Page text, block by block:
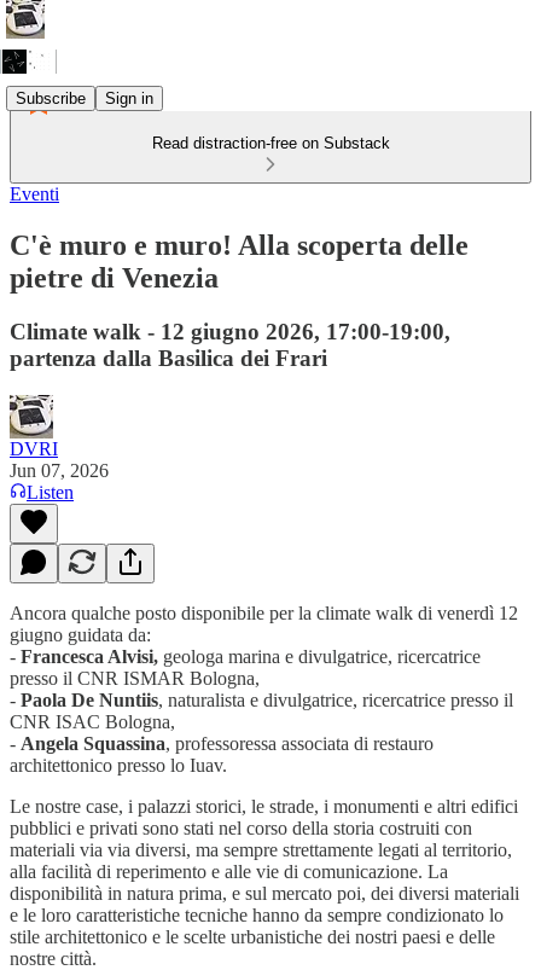
Subscribe Sign in
Read distraction-free on Substack
Eventi
C'è muro e muro! Alla scoperta delle
pietre di Venezia
Climate walk - 12 giugno 2026, 17:00-19:00,
partenza dalla Basilica dei Frari
DVRI
Jun 07, 2026
Listen
Ancora qualche posto disponibile per la climate walk di venerdì 12
giugno guidata da:
- Francesca Alvisi, geologa marina e divulgatrice, ricercatrice
presso il CNR ISMAR Bologna,
- Paola De Nuntiis, naturalista e divulgatrice, ricercatrice presso il
CNR ISAC Bologna,
- Angela Squassina, professoressa associata di restauro
architettonico presso lo Iuav.
Le nostre case, i palazzi storici, le strade, i monumenti e altri edifici
pubblici e privati sono stati nel corso della storia costruiti con
materiali via via diversi, ma sempre strettamente legati al territorio,
alla facilità di reperimento e alle vie di comunicazione. La
disponibilità in natura prima, e sul mercato poi, dei diversi materiali
e le loro caratteristiche tecniche hanno da sempre condizionato lo
stile architettonico e le scelte urbanistiche dei nostri paesi e delle
nostre città.